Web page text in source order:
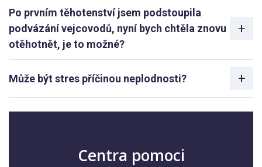
Po prvním těhotenství jsem podstoupila
podvázání vejcovodů, nyní bych chtěla znovu
otěhotnět, je to možné?
Může být stres příčinou neplodnosti?
Centra pomoci